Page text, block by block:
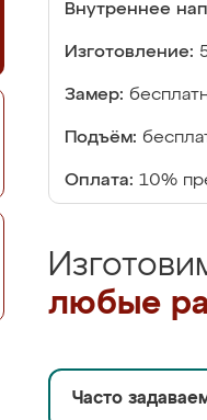
Внутреннее
Изготовление:
Замер:
Подъём:
Оплата: 10%
любые
Часто